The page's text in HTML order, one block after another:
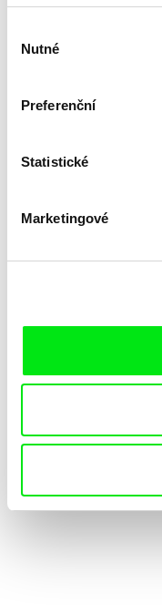
souhlasu
Nutné
Preferenční
Statistické
Marketingové